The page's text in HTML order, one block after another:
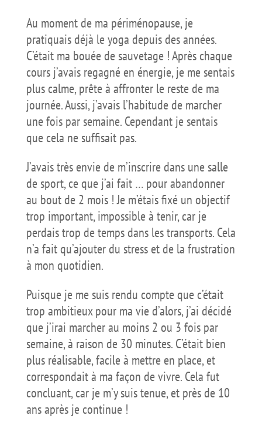
Au moment de ma périménopause, je
pratiquais déjà le yoga depuis des années.
C’était ma bouée de sauvetage ! Après chaque
cours j’avais regagné en énergie, je me sentais
plus calme, prête à affronter le reste de ma
journée. Aussi, j’avais l’habitude de marcher
une fois par semaine. Cependant je sentais
que cela ne suffisait pas.
J’avais très envie de m’inscrire dans une salle
de sport, ce que j’ai fait … pour abandonner
au bout de 2 mois ! Je m’étais fixé un objectif
trop important, impossible à tenir, car je
perdais trop de temps dans les transports. Cela
n’a fait qu’ajouter du stress et de la frustration
à mon quotidien.
Puisque je me suis rendu compte que c’était
trop ambitieux pour ma vie d’alors, j’ai décidé
que j’irai marcher au moins 2 ou 3 fois par
semaine, à raison de 30 minutes. C’était bien
plus réalisable, facile à mettre en place, et
correspondait à ma façon de vivre. Cela fut
concluant, car je m’y suis tenue, et près de 10
ans après je continue !